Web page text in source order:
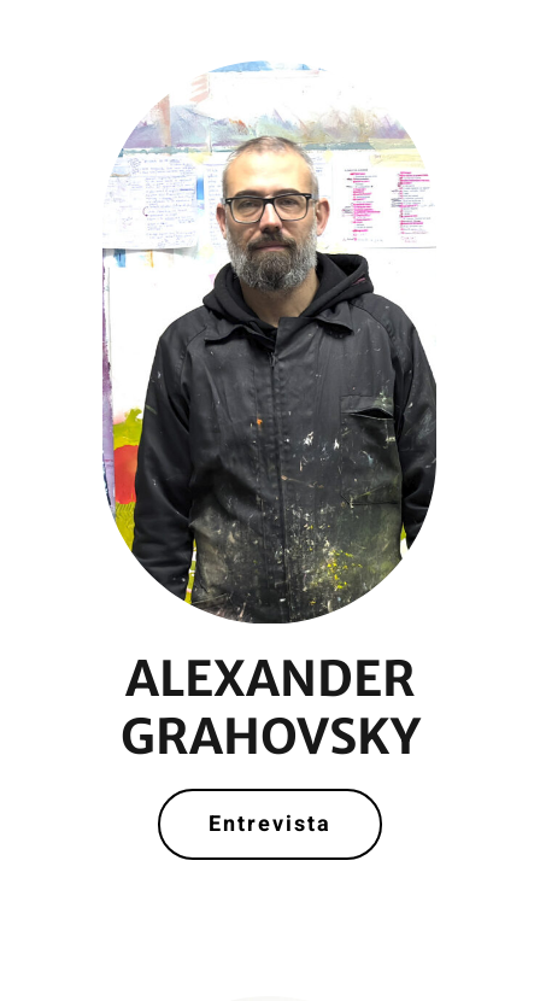
ALEXANDER
GRAHOVSKY
Entrevista